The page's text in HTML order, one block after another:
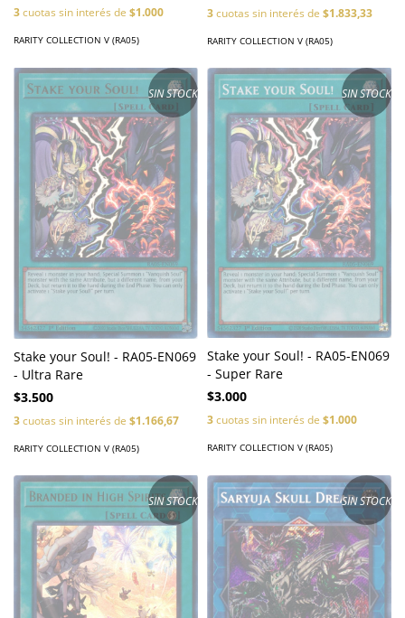
3cuotas sin interés de $1.000
RARITY COLLECTION V (RA05)
3cuotas sin interés de $1.833,33
RARITY COLLECTION V (RA05)
SIN STOCK
Stake your Soul! - RA05-EN069
- Ultra Rare
$3.500
3cuotas sin interés de $1.166,67
RARITY COLLECTION V (RA05)
SIN STOCK
Stake your Soul! - RA05-EN069
- Super Rare
$3.000
3cuotas sin interés de $1.000
RARITY COLLECTION V (RA05)
SIN STOCK SIN STOCK